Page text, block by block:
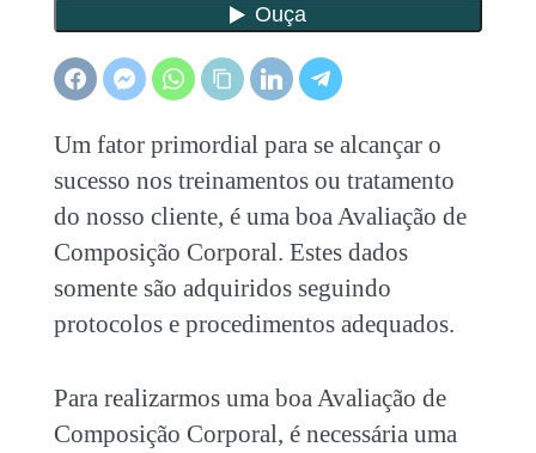
Um fator primordial para se alcançar o
sucesso nos treinamentos ou tratamento
do nosso cliente, é uma boa Avaliação de
Composição Corporal. Estes dados
somente são adquiridos seguindo
protocolos e procedimentos adequados.
Para realizarmos uma boa Avaliação de
Composição Corporal, é necessária uma